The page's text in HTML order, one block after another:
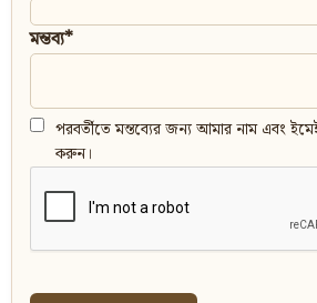
মন্তব্য*
পরবর্তীতে মন্তব্যের জন্য আমার নাম এবং
করুন।